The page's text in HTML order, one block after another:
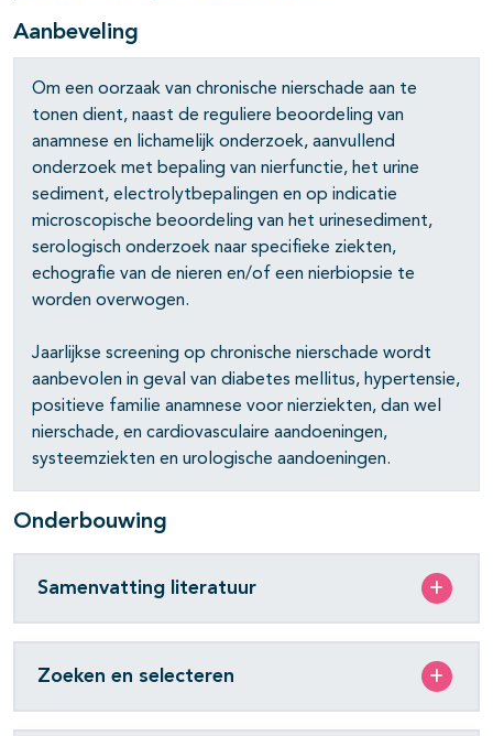
Aanbeveling
Om een oorzaak van chronische nierschade aan te
tonen dient, naast de reguliere beoordeling van
anamnese en lichamelijk onderzoek, aanvullend
onderzoek met bepaling van nierfunctie, het urine
sediment, electrolytbepalingen en op indicatie
microscopische beoordeling van het urinesediment,
serologisch onderzoek naar specifieke ziekten,
echografie van de nieren en/of een nierbiopsie te
worden overwogen.
Jaarlijkse screening op chronische nierschade wordt
aanbevolen in geval van diabetes mellitus, hypertensie,
positieve familie anamnese voor nierziekten, dan wel
nierschade, en cardiovasculaire aandoeningen,
systeemziekten en urologische aandoeningen.
Onderbouwing
Samenvatting literatuur
Zoeken en selecteren